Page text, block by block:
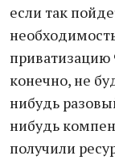
если так
приватизацию
конечно, не
нибудь
нибудь
получили